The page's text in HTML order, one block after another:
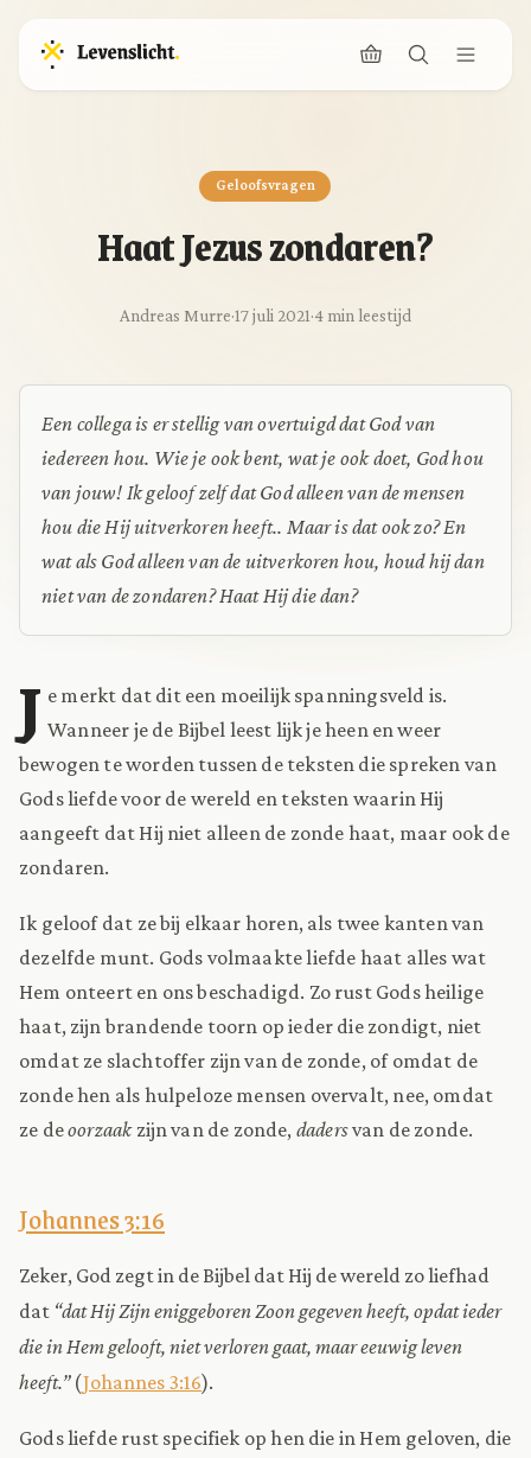
Geloofsvragen
Haat Jezus zondaren?
Andreas Murre·17 juli 2021·4 min leestijd
Een collega is er stellig van overtuigd dat God van
iedereen hou. Wie je ook bent, wat je ook doet, God hou
van jouw! Ik geloof zelf dat God alleen van de mensen
hou die Hij uitverkoren heeft.. Maar is dat ook zo? En
wat als God alleen van de uitverkoren hou, houd hij dan
niet van de zondaren? Haat Hij die dan?
J e merkt dat dit een moeilijk spanningsveld is.
Wanneer je de Bijbel leest lijk je heen en weer
bewogen te worden tussen de teksten die spreken van
Gods liefde voor de wereld en teksten waarin Hij
aangeeft dat Hij niet alleen de zonde haat, maar ook de
zondaren.
Ik geloof dat ze bij elkaar horen, als twee kanten van
dezelfde munt. Gods volmaakte liefde haat alles wat
Hem onteert en ons beschadigd. Zo rust Gods heilige
haat, zijn brandende toorn op ieder die zondigt, niet
omdat ze slachtoffer zijn van de zonde, of omdat de
zonde hen als hulpeloze mensen overvalt, nee, omdat
ze deoorzaakzijn van de zonde, dadersvan de zonde.
Johannes 3:16
Zeker, God zegt in de Bijbel dat Hij de wereld zo liefhad
dat “dat Hij Zijn eniggeboren Zoon gegeven heeft, opdat ieder
die in Hem gelooft, niet verloren gaat, maar eeuwig leven
heeft.”(Johannes 3:16).
Gods liefde rust specifiek op hen die in Hem geloven, die